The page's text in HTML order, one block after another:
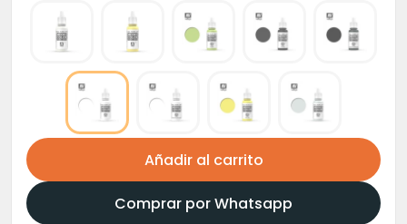
S/20.00.
S/16.00.
Añadir al carrito
Comprar por Whatsapp